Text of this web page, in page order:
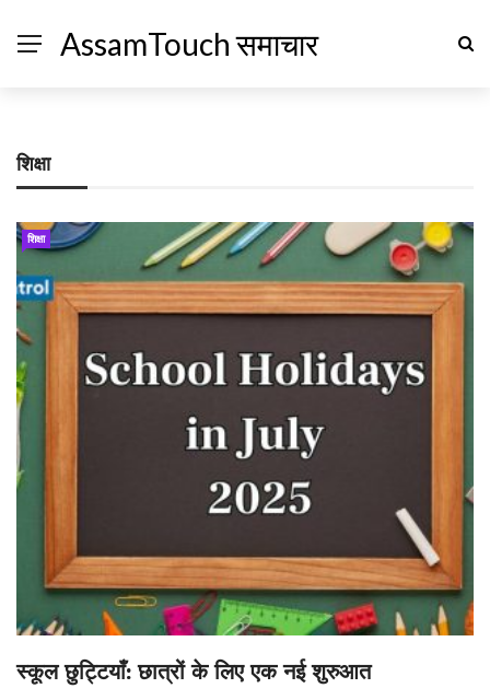
AssamTouch समाचार
शिक्षा
शिक्षा
स्कूल छुट्टियाँ: छात्रों के लिए एक नई शुरुआत